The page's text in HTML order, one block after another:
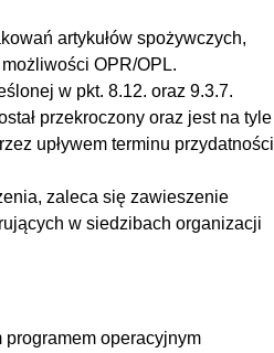
artykułów spożywczych,
OPR/OPL.
w pkt. 8.12. oraz 9.3.7.
przekroczony oraz jest na tyle
upływem terminu przydatności
zaleca się zawieszenie
w siedzibach organizacji
operacyjnym